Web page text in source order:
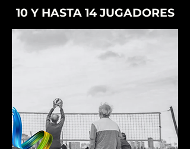
10 Y HASTA 14 JUGADORES